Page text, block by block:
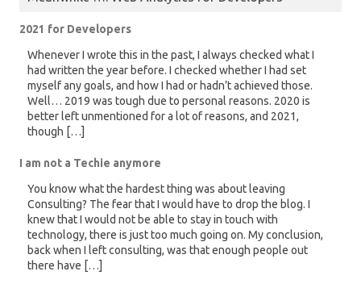
2021 for Developers
Whenever I wrote this in the past, I always checked what I
had written the year before. I checked whether I had set
myself any goals, and how I had or hadn’t achieved those.
Well… 2019 was tough due to personal reasons. 2020 is
better left unmentioned for a lot of reasons, and 2021,
though […]
I am not a Techie anymore
You know what the hardest thing was about leaving
Consulting? The fear that I would have to drop the blog. I
knew that I would not be able to stay in touch with
technology, there is just too much going on. My conclusion,
back when I left consulting, was that enough people out
there have […]